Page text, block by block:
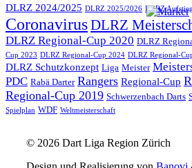
DLRZ 2024/2025 DLRZ 2025/2026 DLRZ
CoronavirusDLRZ
DLRZ Regional-Cup 2020 DLRZ
Cup 2023 DLRZ Regional-Cup 2024 DLRZ Regional-
DLRZ Schutzkonzept Liga Meister
PDC Rabä Darter Rangers Regional-Cup
Regional-Cup 2019 Schwerzenbach Darts
Spielplan WDF Weltmeisterschaft
© 2026 Dart Liga Region Zürich